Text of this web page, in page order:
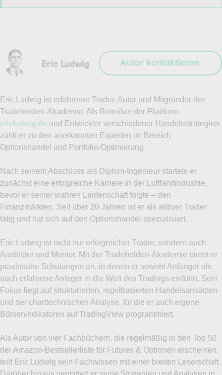
Eric Ludwig Autor kontaktieren
Eric Ludwig ist erfahrener Trader, Autor und Mitgründer der
Tradehelden-Akademie. Als Betreiber der Plattform
ericludwig.de und Entwickler verschiedener Handelsstrategien
zählt er zu den anerkannten Experten im Bereich
Optionshandel und Portfolio-Optimierung.
Nach seinem Abschluss als Diplom-Ingenieur startete er
zunächst eine erfolgreiche Karriere in der Luftfahrtindustrie,
bevor er seiner wahren Leidenschaft folgte – den
Finanzmärkten. Seit über 20 Jahren ist er als aktiver Trader
tätig und hat sich auf den Optionshandel spezialisiert.
Eric Ludwig ist nicht nur erfolgreicher Trader, sondern auch
Ausbilder und Mentor. Mit der Tradehelden-Akademie bietet er
praxisnahe Schulungen an, in denen er sowohl Anfänger als
auch erfahrene Anleger in die Welt des Tradings einführt. Sein
Fokus liegt auf strukturierten, regelbasierten Handelsansätzen
und der charttechnischen Analyse, für die er auch eigene
Börsenindikatoren auf TradingView programmiert.
Als Autor von vier Fachbüchern, die regelmäßig in den Top 50
der Amazon-Bestsellerliste für Futures & Optionen erscheinen,
teilt Eric Ludwig sein Fachwissen mit einer breiten Leserschaft.